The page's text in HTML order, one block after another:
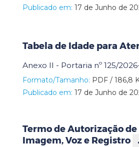
Publicado em: 17 de Junho de
Tabela de Idade para
Anexo II - Portaria nº 125/
Formato/Tamanho: PDF / 186,8
Publicado em: 17 de Junho de
Termo de Autorização de
Imagem, Voz e Registro